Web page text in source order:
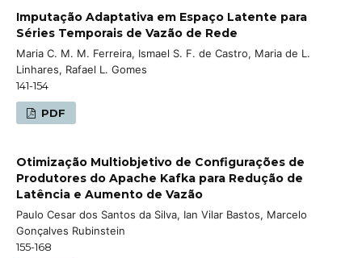
Imputação Adaptativa em Espaço Latente para
Séries Temporais de Vazão de Rede
Maria C. M. M. Ferreira, Ismael S. F. de Castro, Maria de L.
Linhares, Rafael L. Gomes
141-154
PDF
Otimização Multiobjetivo de Configurações de
Produtores do Apache Kafka para Redução de
Latência e Aumento de Vazão
Paulo Cesar dos Santos da Silva, Ian Vilar Bastos, Marcelo
Gonçalves Rubinstein
155-168